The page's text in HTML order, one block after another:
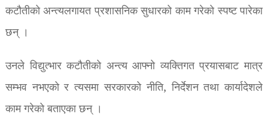
कटौतीको अन्त्यलगायत प्रशासनिक सुधारको काम गरेको स्पष्ट पारेका
छन् ।
उनले विद्युत्भार कटौतीको अन्त्य आफ्नो व्यक्तिगत प्रयासबाट मात्र
सम्भव नभएको र त्यसमा सरकारको नीति, निर्देशन तथा कार्यादेशले
काम गरेको बताएका छन् ।